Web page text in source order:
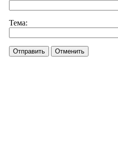
Тема:
Отправить Отменить